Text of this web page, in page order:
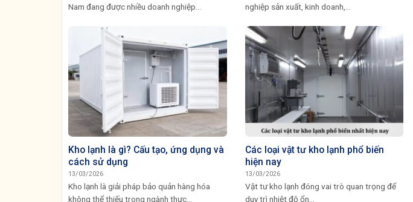
Nam đang được nhiều doanh nghiệp...
nghiệp sản xuất, kinh doanh,...
Kho lạnh là gì? Cấu tạo, ứng dụng và
cách sử dụng
13/03/2026
Kho lạnh là giải pháp bảo quản hàng hóa
không thể thiếu trong ngành thực...
Các loại vật tư kho lạnh phổ biến
hiện nay
13/03/2026
Vật tư kho lạnh đóng vai trò quan trọng để
duy trì nhiệt độ ổn...